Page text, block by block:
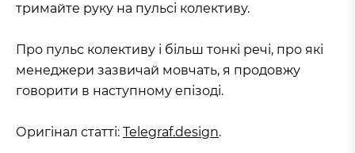
тримайте руку на пульсі колективу.
Про пульс колективу і більш тонкі речі, про які
менеджери зазвичай мовчать, я продовжу
говорити в наступному епізоді.
Оригінал статті: Telegraf.design.